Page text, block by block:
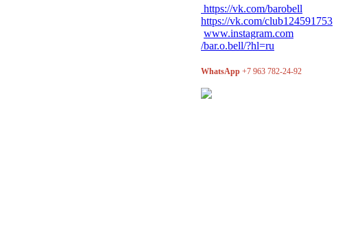
https://vk.com/barobell
https://vk.com/club124591753
www.instagram.com
/bar.o.bell/?hl=ru
WhatsApp +7 963 782-24-92